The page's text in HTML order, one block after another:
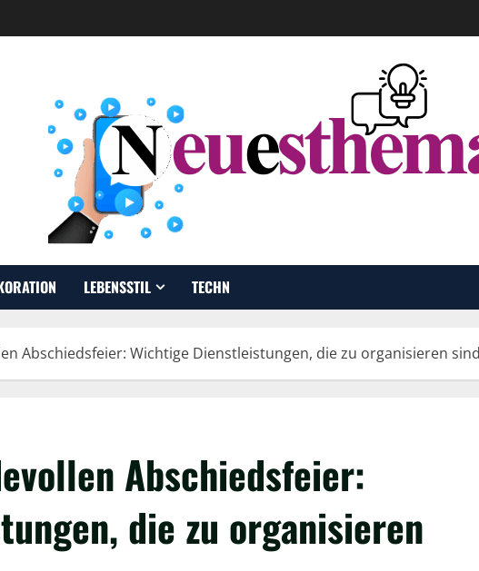
LEBENSSTIL TECHN
Abschiedsfeier: Wichtige Dienstleistungen, die zu organisieren
Abschiedsfeier:
die zu organisieren